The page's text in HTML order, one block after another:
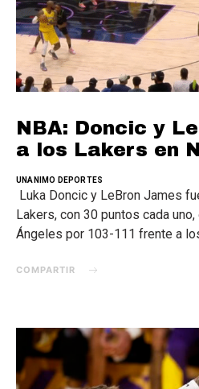
NBA: Doncic y
a los Lakers en
UNANIMO DEPORTES
Luka Doncic y LeBron James
Lakers, con 30 puntos cada
Ángeles por 103-111 frente a
COMPARTIR